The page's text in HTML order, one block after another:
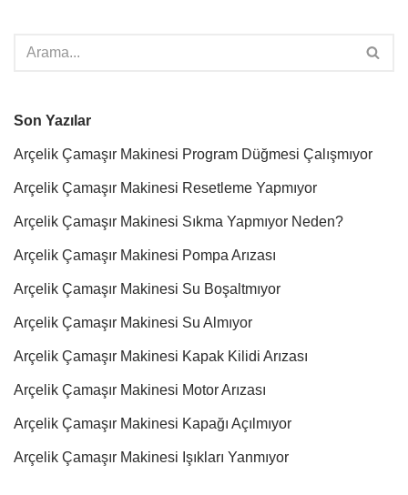
Son Yazılar
Arçelik Çamaşır Makinesi Program Düğmesi Çalışmıyor
Arçelik Çamaşır Makinesi Resetleme Yapmıyor
Arçelik Çamaşır Makinesi Sıkma Yapmıyor Neden?
Arçelik Çamaşır Makinesi Pompa Arızası
Arçelik Çamaşır Makinesi Su Boşaltmıyor
Arçelik Çamaşır Makinesi Su Almıyor
Arçelik Çamaşır Makinesi Kapak Kilidi Arızası
Arçelik Çamaşır Makinesi Motor Arızası
Arçelik Çamaşır Makinesi Kapağı Açılmıyor
Arçelik Çamaşır Makinesi Işıkları Yanmıyor